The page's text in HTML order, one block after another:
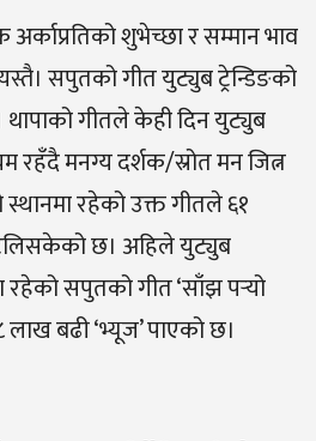
शुभेच्छा र सम्मान भाव
सपुतको गीत युट्युब ट्रेन्डिङको
थापाको गीतले केही दिन युट्युब
रहँदै मनग्य दर्शक/स्रोत मन जित्न
रहेको उक्त गीतले ६१
छ। अहिले युट्युब
रहेको सपुतको गीत ‘साँझ पर्‍यो
बढी ‘भ्यूज’ पाएको छ।